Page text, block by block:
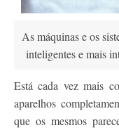
As máquinas e os
inteligentes e mais
Está cada vez mais
aparelhos
que os mesmos